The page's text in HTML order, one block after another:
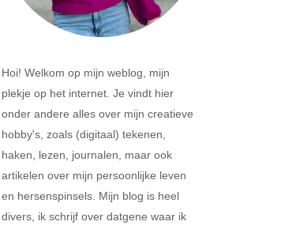
Hoi! Welkom op mijn weblog, mijn
plekje op het internet. Je vindt hier
onder andere alles over mijn creatieve
hobby's, zoals (digitaal) tekenen,
haken, lezen, journalen, maar ook
artikelen over mijn persoonlijke leven
en hersenspinsels. Mijn blog is heel
divers, ik schrijf over datgene waar ik